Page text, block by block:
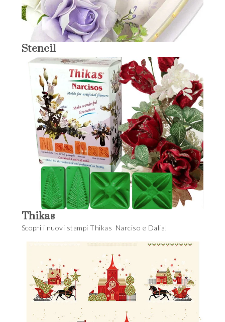
Stencil
Thikas
Scopri i nuovi stampi Thikas Narciso e Dalia!